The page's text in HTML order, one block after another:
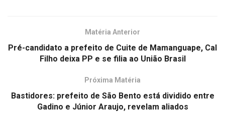
Matéria Anterior
Pré-candidato a prefeito de Cuite de Mamanguape, Cal
Filho deixa PP e se filia ao União Brasil
Próxima Matéria
Bastidores: prefeito de São Bento está dividido entre
Gadino e Júnior Araujo, revelam aliados